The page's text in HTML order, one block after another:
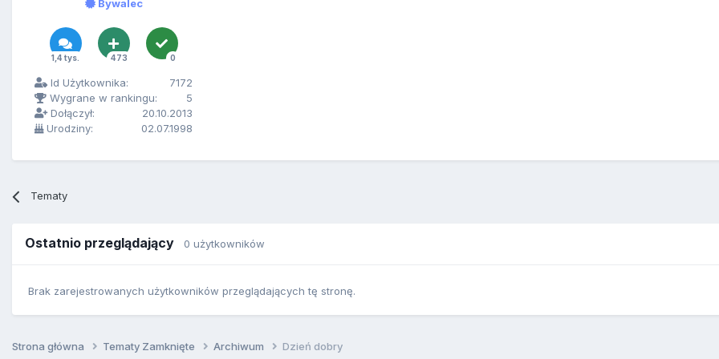
Bywalec
1,4 tys. 473 0
Id Użytkownika:
7172
Wygrane w rankingu:
5
Dołączył:
20.10.2013
Urodziny:
02.07.1998
Tematy
Ostatnio przeglądający 0 użytkowników
Brak zarejestrowanych użytkowników przeglądających tę stronę.
Strona główna Tematy Zamknięte Archiwum Dzień dobry